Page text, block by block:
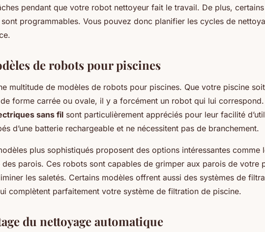
pendant que votre robot nettoyeur fait le travail. De plus,
programmables. Vous pouvez donc planifier les cycles de
de robots pour piscines
multitude de modèles de robots pour piscines. Que votre piscine
forme carrée ou ovale, il y a forcément un robot qui lui
sans fil sont particulièrement appréciés pour leur facilité
d’une batterie rechargeable et ne nécessitent pas de branchement.
plus sophistiqués proposent des options intéressantes comme
des parois. Ces robots sont capables de grimper aux parois de votre
les saletés. Certains modèles offrent aussi des systèmes de
complètent parfaitement votre système de filtration de piscine.
du nettoyage automatique